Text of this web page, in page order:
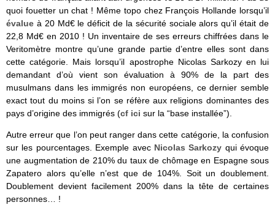
quoi fouetter un chat ! Même topo chez François Hollande lorsqu’il
évalue à 20 Md€ le déficit de la sécurité sociale alors qu’il était de
22,8 Md€ en 2010 ! Un inventaire de ses erreurs chiffrées dans le
Veritomètre montre qu’une grande partie d’entre elles sont dans
cette catégorie. Mais lorsqu’il apostrophe Nicolas Sarkozy en lui
demandant d’où vient son évaluation à 90% de la part des
musulmans dans les immigrés non européens, ce dernier semble
exact tout du moins si l’on se réfère aux religions dominantes des
pays d’origine des immigrés (cf ici sur la “base installée”).
Autre erreur que l’on peut ranger dans cette catégorie, la confusion
sur les pourcentages. Exemple avec Nicolas Sarkozy qui évoque
une augmentation de 210% du taux de chômage en Espagne sous
Zapatero alors qu’elle n’est que de 104%. Soit un doublement.
Doublement devient facilement 200% dans la tête de certaines
personnes… !